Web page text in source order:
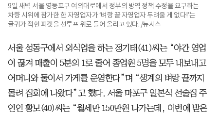
9일 새벽 서울 영등포구 여의대로에서 정부의 방역 정책 수정을 요구하는
차량 시위에 참가한 한 자영업자가 ‘벼랑 끝 자영업자 두려울 게 없다!’는
글귀가 적힌 피켓을 선루프 위로 들어 올리고 있다. /뉴시스
서울 성동구에서 외식업을 하는 정기태(41)씨는 “야간 영업
이 끊겨 매출이 5분의 1로 줄어 종업원 5명을 모두 내보내고
어머니와 둘이서 가게를 운영한다”며 “생계의 벼랑 끝까지
몰려 집회에 나왔다”고 했다. 서울 마포구 일본식 선술집 주
인인 황모(40)씨는 “월세만 150만원 나가는데, 이번에 받은